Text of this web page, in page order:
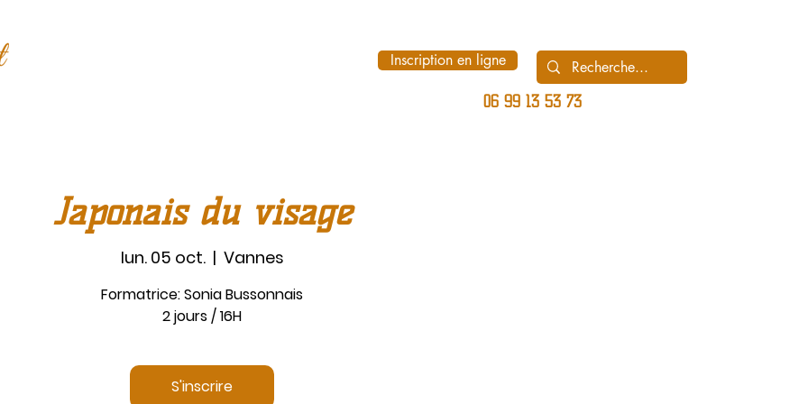
Inscription en ligne
06 99 13 53 73
Japonais du visage
lun. 05 oct.
  |
Vannes
Formatrice: Sonia Bussonnais
2 jours / 16H
S'inscrire